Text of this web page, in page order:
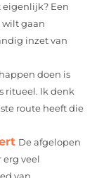
Een
wilt gaan
inzet van
doen is
ritueel. Ik denk
route heeft die
De afgelopen
erg veel